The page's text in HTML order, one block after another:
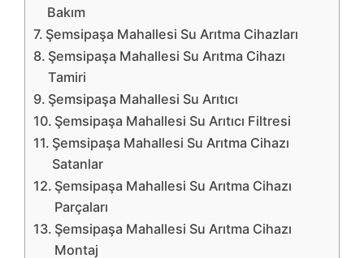
Bakım
Şemsipaşa Mahallesi Su Arıtma Cihazları
Şemsipaşa Mahallesi Su Arıtma Cihazı
Tamiri
Şemsipaşa Mahallesi Su Arıtıcı
Şemsipaşa Mahallesi Su Arıtıcı Filtresi
Şemsipaşa Mahallesi Su Arıtma Cihazı
Satanlar
Şemsipaşa Mahallesi Su Arıtma Cihazı
Parçaları
Şemsipaşa Mahallesi Su Arıtma Cihazı
Montaj